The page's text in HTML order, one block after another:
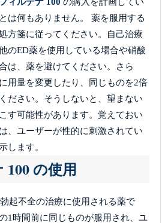
は何もありません。 薬を服用する
方箋に従ってください。自己治療
のED薬を使用している場合や硝酸
は、薬を避けてください。さら
用量を変更したり、同じものを2倍
ださい。そうしないと、望まない
す可能性があります。覚えておい
、ユーザーが性的に刺激されてい
します。
100 の使用
起不全の治療に使用される薬で
1時間前に同じものが服用され、ユ